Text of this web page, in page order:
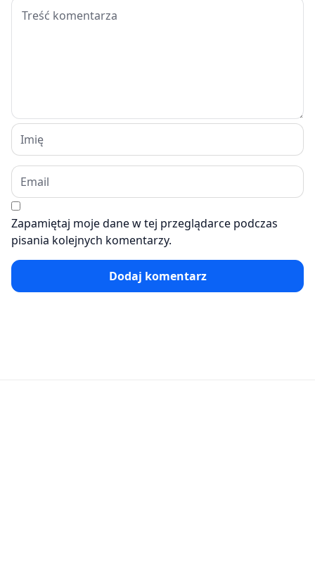
Zapamiętaj moje dane w tej przeglądarce podczas
pisania kolejnych komentarzy.
Dodaj komentarz